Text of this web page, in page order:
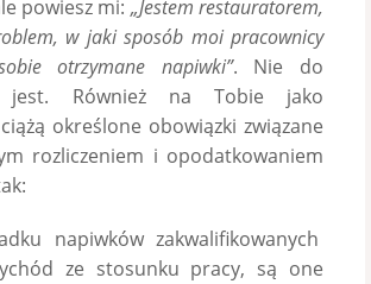
powiesz mi: „Jestem restauratorem,
w jaki sposób moi pracownicy
otrzymane napiwki”. Nie do
Również na Tobie jako
określone obowiązki związane
rozliczeniem i opodatkowaniem
napiwków zakwalifikowanych
ze stosunku pracy, są one